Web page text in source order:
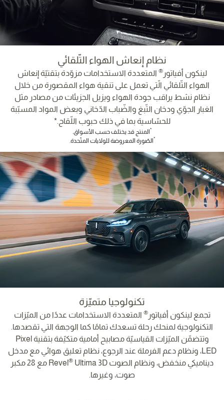
نظام إنعاش الهواء التّلقائي
لينكون أفياتور® المتعددة الاستخدامات مزوّدة بتقنيّة إنعاش
الهواء التّلقائي الّتي تعمل على تنقية هواء المقصورة من خلال
نظام نشط يراقب جودة الهواء ويزيل الجزيئات من مصادر مثل
الغبار الجوّي ودخان التّبغ والضّباب الدّخاني وبعض المواد المسبّبة
للحسّاسية بما في ذلك حبوب اللّقاح.*
*المنتج قد يختلف حسب الأسواق.
*الصّورة المعروضة للولايات المتّحدة.
تكنولوجيا متميّزة
تجمع لينكون أفياتور® المتعددة الاستخدامات عددًا من الميّزات
التكنولوجية لمنحك رحلة تسعدك تمامًا كما الوجهة التي تقصدها.
وتتضمّن الميّزات القياسيّة مصابيح أمامية متكيّفة بتقنية Pixel
LED، ونظام دعم الفرملة عند الرجوع، نظام تعليق هوائي مع مدخل
ديناميكي منخفض، ونظام الصوت Revel
®
Ultima 3D مع 28 مكبر
صوت، وغيرها.